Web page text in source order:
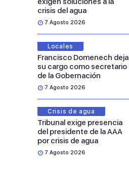
crisis del agua
7 Agosto 2026
Locales
Francisco Domenech deja
su cargo como secretario
de la Gobernación
7 Agosto 2026
Crisis de agua
Tribunal exige presencia
del presidente de la AAA
por crisis de agua
7 Agosto 2026